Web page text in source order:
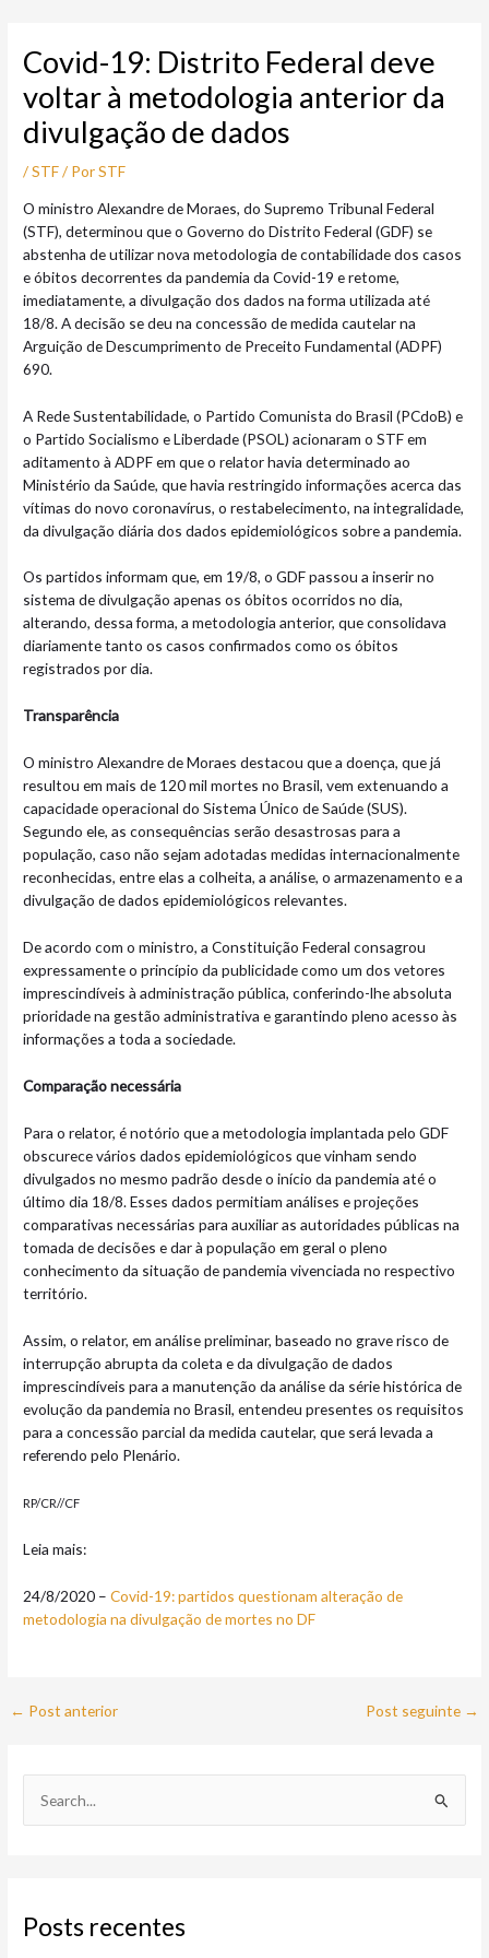
conteúdo
Covid-19: Distrito Federal deve
voltar à metodologia anterior da
divulgação de dados
/STF/ PorSTF
O ministro Alexandre de Moraes, do Supremo Tribunal Federal
(STF), determinou que o Governo do Distrito Federal (GDF) se
abstenha de utilizar nova metodologia de contabilidade dos casos
e óbitos decorrentes da pandemia da Covid-19 e retome,
imediatamente, a divulgação dos dados na forma utilizada até
18/8. A decisão se deu na concessão de medida cautelar na
Arguição de Descumprimento de Preceito Fundamental (ADPF)
690.
A Rede Sustentabilidade, o Partido Comunista do Brasil (PCdoB) e
o Partido Socialismo e Liberdade (PSOL) acionaram o STF em
aditamento à ADPF em que o relator havia determinado ao
Ministério da Saúde, que havia restringido informações acerca das
vítimas do novo coronavírus, o restabelecimento, na integralidade,
da divulgação diária dos dados epidemiológicos sobre a pandemia.
Os partidos informam que, em 19/8, o GDF passou a inserir no
sistema de divulgação apenas os óbitos ocorridos no dia,
alterando, dessa forma, a metodologia anterior, que consolidava
diariamente tanto os casos confirmados como os óbitos
registrados por dia.
Transparência
O ministro Alexandre de Moraes destacou que a doença, que já
resultou em mais de 120 mil mortes no Brasil, vem extenuando a
capacidade operacional do Sistema Único de Saúde (SUS).
Segundo ele, as consequências serão desastrosas para a
população, caso não sejam adotadas medidas internacionalmente
reconhecidas, entre elas a colheita, a análise, o armazenamento e a
divulgação de dados epidemiológicos relevantes.
De acordo com o ministro, a Constituição Federal consagrou
expressamente o princípio da publicidade como um dos vetores
imprescindíveis à administração pública, conferindo-lhe absoluta
prioridade na gestão administrativa e garantindo pleno acesso às
informações a toda a sociedade.
Comparação necessária
Para o relator, é notório que a metodologia implantada pelo GDF
obscurece vários dados epidemiológicos que vinham sendo
divulgados no mesmo padrão desde o início da pandemia até o
último dia 18/8. Esses dados permitiam análises e projeções
comparativas necessárias para auxiliar as autoridades públicas na
tomada de decisões e dar à população em geral o pleno
conhecimento da situação de pandemia vivenciada no respectivo
território.
Assim, o relator, em análise preliminar, baseado no grave risco de
interrupção abrupta da coleta e da divulgação de dados
imprescindíveis para a manutenção da análise da série histórica de
evolução da pandemia no Brasil, entendeu presentes os requisitos
para a concessão parcial da medida cautelar, que será levada a
referendo pelo Plenário.
RP/CR//CF
Leia mais:
24/8/2020 –Covid-19: partidos questionam alteração de
metodologia na divulgação de mortes no DF
← Post anterior Post seguinte →
u
Posts recentes